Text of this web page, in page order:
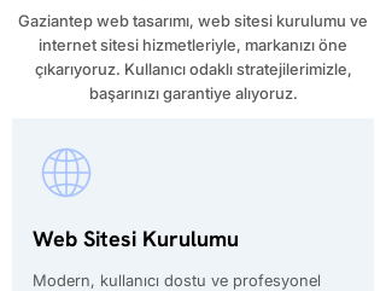
​Gaziantep web tasarımı, web sitesi kurulumu ve
internet sitesi hizmetleriyle, markanızı öne
çıkarıyoruz. Kullanıcı odaklı stratejilerimizle,
başarınızı garantiye alıyoruz.
Web Sitesi Kurulumu
Modern, kullanıcı dostu ve profesyonel